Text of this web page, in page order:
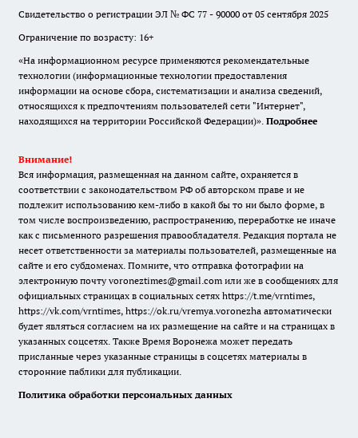
Свидетельство о регистрации ЭЛ № ФС 77 - 90000 от 05 сентября 2025
Ограничение по возрасту: 16+
«На информационном ресурсе применяются рекомендательные
технологии (информационные технологии предоставления
информации на основе сбора, систематизации и анализа сведений,
относящихся к предпочтениям пользователей сети "Интернет",
находящихся на территории Российской Федерации)». Подробнее
Внимание!
Вся информация, размещенная на данном сайте, охраняется в
соответствии с законодательством РФ об авторском праве и не
подлежит использованию кем-либо в какой бы то ни было форме, в
том числе воспроизведению, распространению, переработке не иначе
как с письменного разрешения правообладателя. Редакция портала не
несет ответственности за материалы пользователей, размещенные на
сайте и его субдоменах. Помните, что отправка фотографии на
электронную почту voroneztimes@gmail.com или же в сообщениях для
официальных страницах в социальных сетях https://t.me/vrntimes,
https://vk.com/vrntimes, https://ok.ru/vremya.voronezha автоматически
будет являться согласием на их размещение на сайте и на страницах в
указанных соцсетях. Также Время Воронежа может передать
присланные через указанные страницы в соцсетях материалы в
сторонние паблики для публикации.
Политика обработки персональных данных